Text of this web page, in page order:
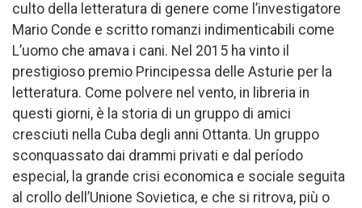
culto della letteratura di genere come l’investigatore
Mario Conde e scritto romanzi indimenticabili come
L’uomo che amava i cani. Nel 2015 ha vinto il
prestigioso premio Principessa delle Asturie per la
letteratura. Come polvere nel vento, in libreria in
questi giorni, è la storia di un gruppo di amici
cresciuti nella Cuba degli anni Ottanta. Un gruppo
sconquassato dai drammi privati e dal período
especial, la grande crisi economica e sociale seguita
al crollo dell’Unione Sovietica, e che si ritrova, più o